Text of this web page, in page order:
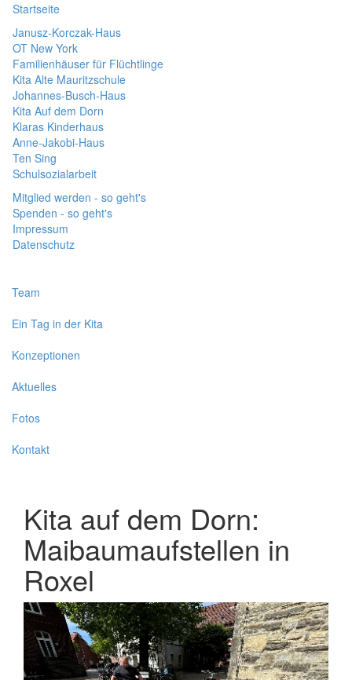
Startseite
Janusz-Korczak-Haus
OT New York
Familienhäuser für Flüchtlinge
Kita Alte Mauritzschule
Johannes-Busch-Haus
Kita Auf dem Dorn
Klaras Kinderhaus
Anne-Jakobi-Haus
Ten Sing
Schulsozialarbeit
Mitglied werden - so geht's
Spenden - so geht's
Impressum
Datenschutz
Team
Ein Tag in der Kita
Konzeptionen
Aktuelles
Fotos
Kontakt
Kita auf dem Dorn:
Maibaumaufstellen in
Roxel